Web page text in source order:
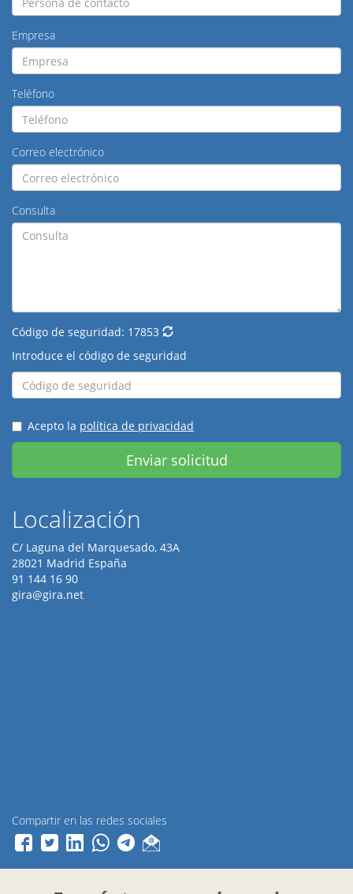
Empresa
Teléfono
Correo electrónico
Consulta
Código de seguridad: 17853
Introduce el código de seguridad
Acepto la política de privacidad
Enviar solicitud
Localización
C/ Laguna del Marquesado, 43A
28021 Madrid España
91 144 16 90
gira@gira.net
Compartir en las redes sociales